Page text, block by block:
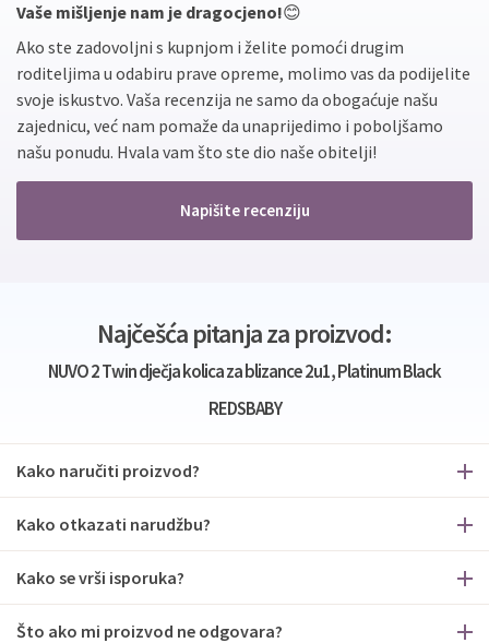
Vaše mišljenje nam je dragocjeno!😊
Ako ste zadovoljni s kupnjom i želite pomoći drugim
roditeljima u odabiru prave opreme, molimo vas da podijelite
svoje iskustvo. Vaša recenzija ne samo da obogaćuje našu
zajednicu, već nam pomaže da unaprijedimo i poboljšamo
našu ponudu. Hvala vam što ste dio naše obitelji!
Napišite recenziju
Najčešća pitanja za proizvod:
NUVO 2 Twin dječja kolica za blizance 2u1, Platinum Black
REDSBABY
Kako naručiti proizvod?
Kako otkazati narudžbu?
Kako se vrši isporuka?
Što ako mi proizvod ne odgovara?